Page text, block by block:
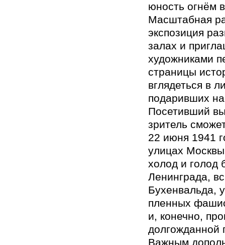
юность огнём
Масштабная
экспозиция
залах и
художниками
страницы
вглядеться в
подаривших
Посетивший
зритель
22 июня 1941
улицах
холод и голод
Ленинграда,
Бухенвальда,
пленных
и, конечно,
долгожданной
Важным